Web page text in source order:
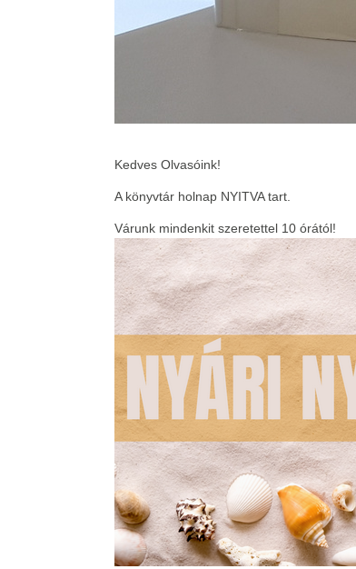
Kedves Olvasóink!
A könyvtár holnap NYITVA tart.
Várunk mindenkit szeretettel 10 órától!